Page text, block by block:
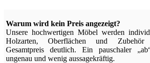
Warum wird kein Preis angezeigt?
Unsere hochwertigen Möbel werden
Holzarten, Oberflächen und Zubehör
Gesamtpreis deutlich. Ein pauschaler
ungenau und wenig aussagekräftig.